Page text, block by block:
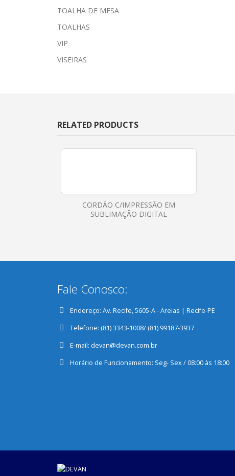
TOALHA DE MESA
TOALHAS
VIP
VISEIRAS
RELATED PRODUCTS
CORDÃO C/IMPRESSÃO EM
SUBLIMAÇÃO DIGITAL
Fale Conosco:
Endereço: Av. Recife, 5605-A - Areias | Recife-PE
Telefone: (81) 3343-1008/ (81) 99187-3937
E-mail: devan@devan.com.br
Horário de Funcionamento: Seg- Sex / 08:00 às 18:00